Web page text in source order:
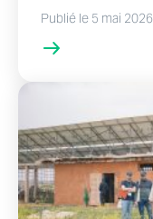
Publié le 5 mai 2026